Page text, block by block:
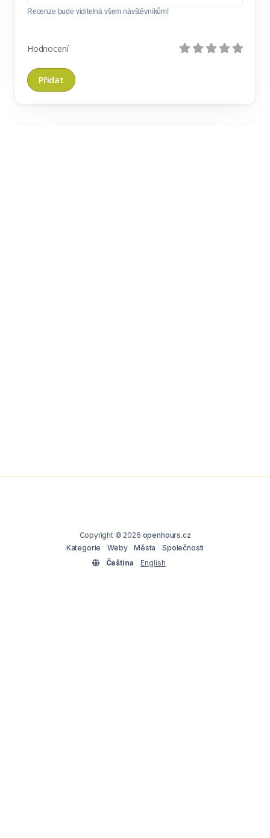
Recenze bude viditelná všem návštěvníkům!
Hodnocení
Copyright © 2026 openhours.cz
Kategorie
Weby Města
Společnosti
Čeština
English